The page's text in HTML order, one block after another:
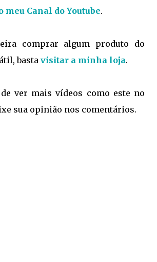
meu Canal do Youtube.
comprar algum produto do
basta visitar a minha loja.
ver mais vídeos como este no
sua opinião nos comentários.